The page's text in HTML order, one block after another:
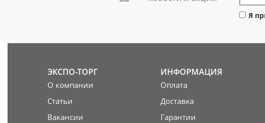
Я
ЭКСПО-ТОРГ
О компании
Статьи
Вакансии
ИНФОРМАЦИЯ
Оплата
Доставка
Гарантии